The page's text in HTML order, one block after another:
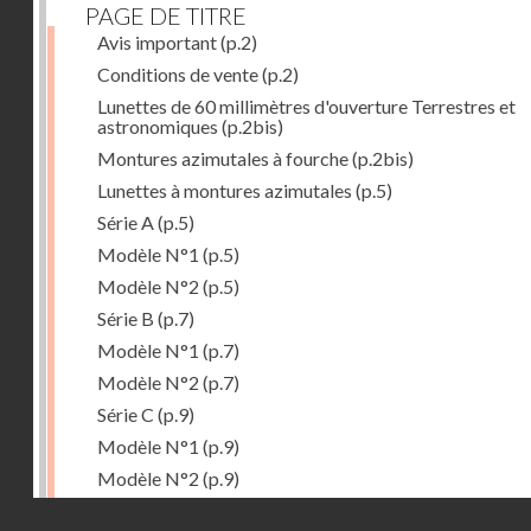
PAGE DE TITRE
Avis important(p.2)
Conditions de vente(p.2)
Lunettes de 60 millimètres d'ouverture Terrestres et
astronomiques (p.2bis)
Montures azimutales à fourche(p.2bis)
Lunettes à montures azimutales (p.5)
Série A (p.5)
Modèle N°1 (p.5)
Modèle N°2 (p.5)
Série B (p.7)
Modèle N°1 (p.7)
Modèle N°2 (p.7)
Série C (p.9)
Modèle N°1 (p.9)
Modèle N°2 (p.9)